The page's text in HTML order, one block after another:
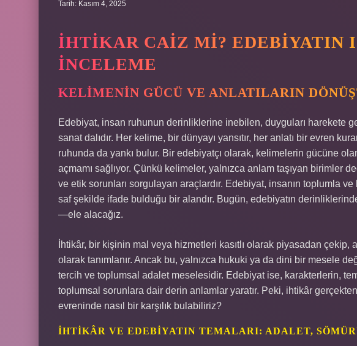
Tarih: Kasım 4, 2025
İHTIKAR CAIZ MI? EDEBIYATIN
İNCELEME
KELIMENIN GÜCÜ VE ANLATILARIN
Edebiyat, insan ruhunun derinliklerine inebilen, duyguları harekete
sanat dalıdır. Her kelime, bir dünyayı yansıtır, her anlatı bir evren
ruhunda da yankı bulur. Bir edebiyatçı olarak, kelimelerin gücüne
açmamı sağlıyor. Çünkü kelimeler, yalnızca anlam taşıyan birimler
ve etik sorunları sorgulayan araçlardır. Edebiyat, insanın toplumla
saf şekilde ifade bulduğu bir alandır. Bugün, edebiyatın
—ele alacağız.
İhtikâr, bir kişinin mal veya hizmetleri kasıtlı olarak piyasadan çekip,
olarak tanımlanır. Ancak bu, yalnızca hukuki ya da dini bir mesele
tercih ve toplumsal adalet meselesidir. Edebiyat ise, karakterlerin,
toplumsal sorunlara dair derin anlamlar yaratır. Peki, ihtikâr
evreninde nasıl bir karşılık bulabiliriz?
İHTIKÂR VE EDEBIYATIN TEMALARI: ADALET,